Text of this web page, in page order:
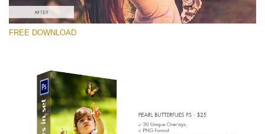
(30 Overlays)
Large 6000*4000px
Entire Collection
(1783 Overlays)
Large 6000*4000px
FREE DOWNLOAD